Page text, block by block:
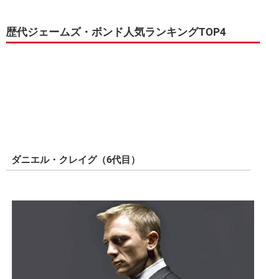
歴代ジェームズ・ボンド人気ランキングTOP4
ダニエル・クレイグ（6代目）